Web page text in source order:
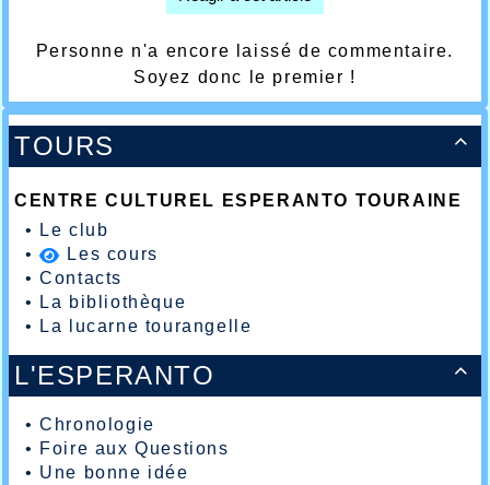

TOURS
CENTRE CULTUREL ESPERANTO TOURAINE
•
Le club
•
Les cours
•Contacts
•
La bibliothèque
•
La lucarne tourangelle

L'ESPERANTO
•Chronologie
• Foire aux Questions
• Une bonne idée
Personne n'a encore laissé de commentaire.
Soyez donc le premier !